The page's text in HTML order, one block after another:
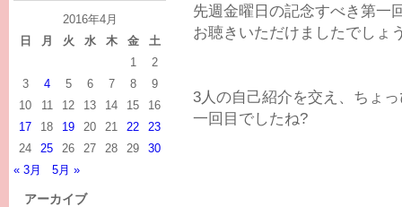
2016年4月
日
月 火 水 木 金
土
1
2
3
4 5 6 7 8
9
10
11 12 13 14 15
16
17
18 19 20 21 22
23
24
25 26 27 28 29
30
« 3月
5月 »
アーカイブ
先週金曜日の記念すべき第一
お聴きいただけましたでしょ
3人の自己紹介を交え、ちょ
一回目でしたね?